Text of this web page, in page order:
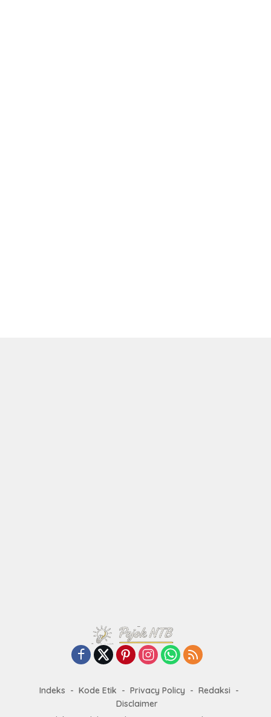
Indeks Kode Etik Privacy Policy
Redaksi
Disclaimer